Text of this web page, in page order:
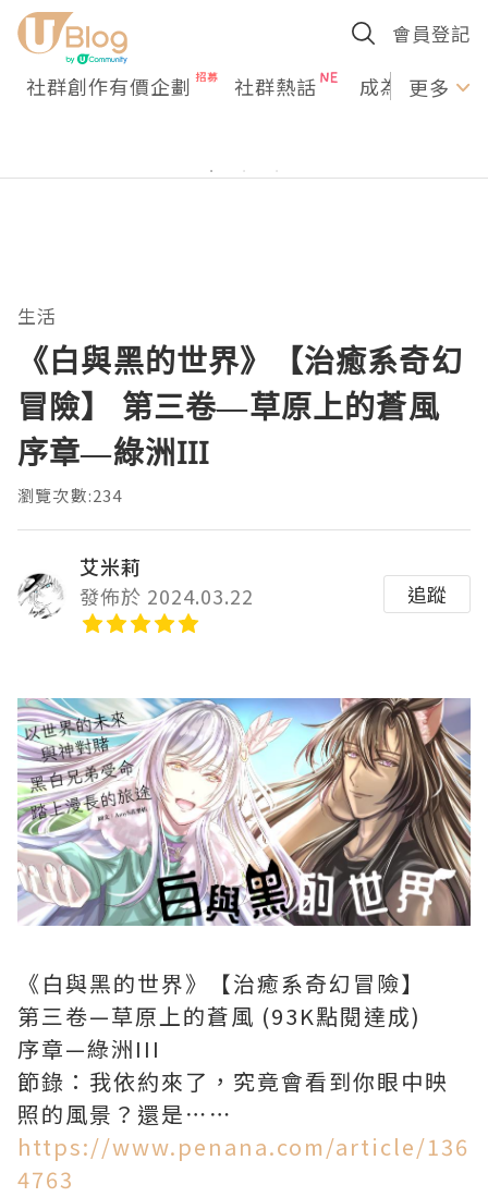
會員登記
社群創作有價企劃 社群熱話 成為U更多
生活
《白與黑的世界》【治癒系奇幻
冒險】 第三卷—草原上的蒼風
序章—綠洲III
瀏覽次數:234
艾米莉
發佈於 2024.03.22
追蹤
《白與黑的世界》【治癒系奇幻冒險】
第三卷—草原上的蒼風 (93K點閱達成)
序章—綠洲III
節錄：我依約來了，究竟會看到你眼中映
照的風景？還是⋯⋯
https://www.penana.com/article/136
4763